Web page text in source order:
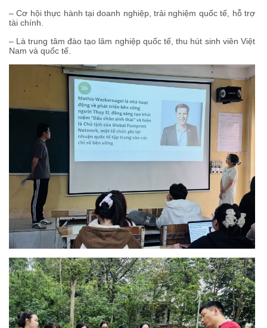
– Cơ hội thực hành tại doanh nghiệp, trải nghiệm quốc tế, hỗ trợ
tài chính.
– Là trung tâm đào tạo lâm nghiệp quốc tế, thu hút sinh viên Việt
Nam và quốc tế.